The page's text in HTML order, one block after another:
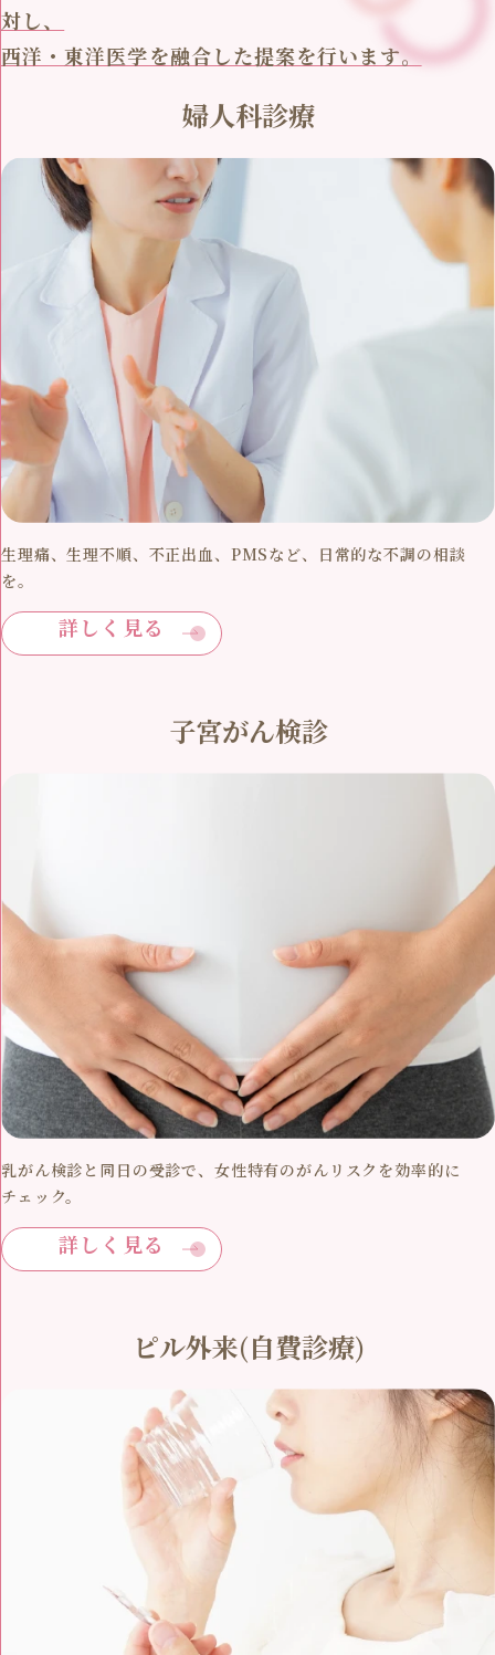
対し、
西洋・東洋医学を融合した提案を行います。
婦人科診療
生理痛、生理不順、不正出血、PMSなど、日常的な不調の相談
を。
詳しく見る
子宮がん検診
乳がん検診と同日の受診で、女性特有のがんリスクを効率的に
チェック。
詳しく見る
ピル外来(自費診療)